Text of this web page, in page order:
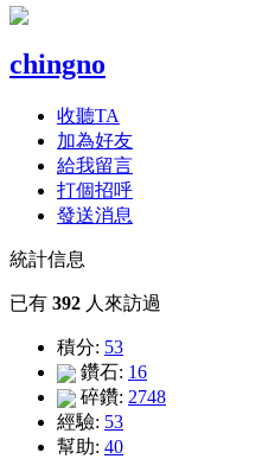
chingno
收聽TA
加為好友
給我留言
打個招呼
發送消息
統計信息
已有 392 人來訪過
積分: 53
鑽石: 16
碎鑽: 2748
經驗: 53
幫助: 40